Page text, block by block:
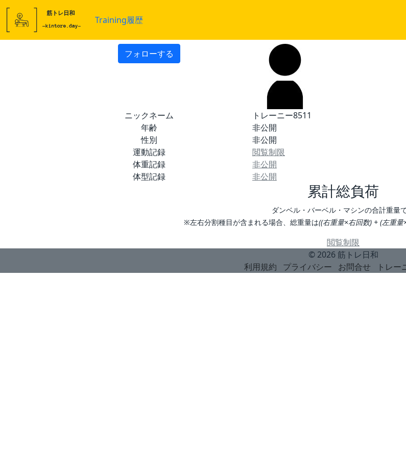
Training履歴
フォローする
ニックネーム
トレーニー8511
年齢
非公開
性別
非公開
運動記録
閲覧制限
体重記録
非公開
体型記録
非公開
累計総負荷
ダンベル・バーベル・マシンの合計重量
※左右分割種目が含まれる場合、総重量は((右重量×右回数) + (左重
閲覧制限
© 2026 筋トレ日和
利用規約
プライバシー お問合せ トレー